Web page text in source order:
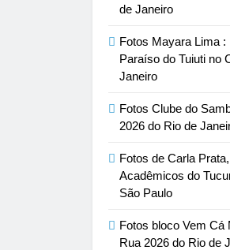
de Janeiro
Fotos Mayara Lima :
Paraíso do Tuiuti no
Janeiro
Fotos Clube do
2026 do Rio de
Fotos de Carla
Acadêmicos do
São Paulo
Fotos bloco Vem Cá
Rua 2026 do Rio de